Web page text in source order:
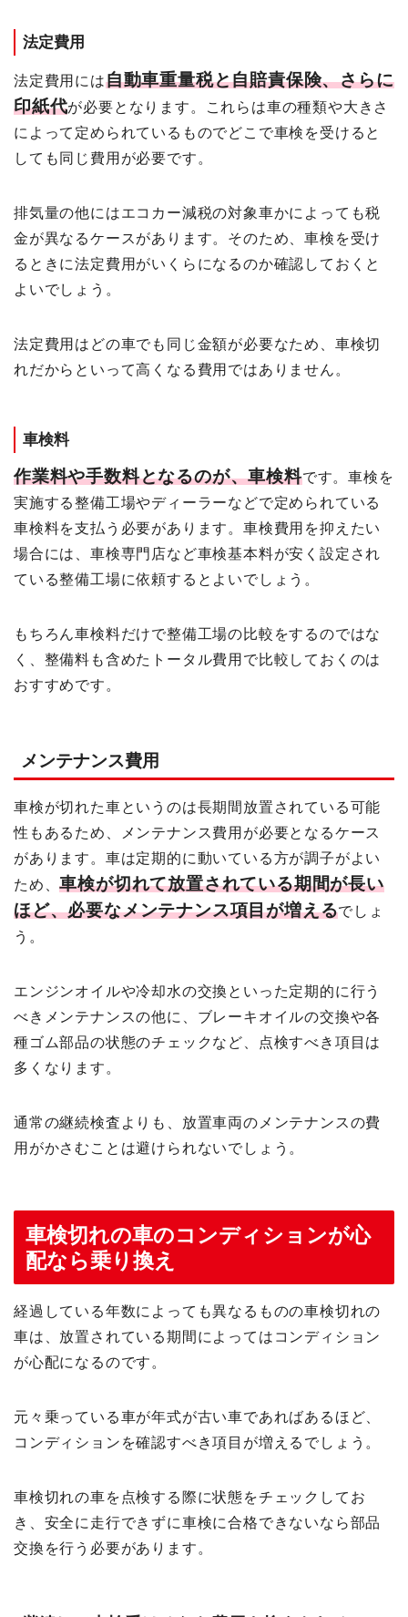
法定費用
法定費用には自動車重量税と自賠責保険、さらに
印紙代が必要となります。これらは車の種類や大きさ
によって定められているものでどこで車検を受けると
しても同じ費用が必要です。
排気量の他にはエコカー減税の対象車かによっても税
金が異なるケースがあります。そのため、車検を受け
るときに法定費用がいくらになるのか確認しておくと
よいでしょう。
法定費用はどの車でも同じ金額が必要なため、車検切
れだからといって高くなる費用ではありません。
車検料
作業料や手数料となるのが、車検料です。車検を
実施する整備工場やディーラーなどで定められている
車検料を支払う必要があります。車検費用を抑えたい
場合には、車検専門店など車検基本料が安く設定され
ている整備工場に依頼するとよいでしょう。
もちろん車検料だけで整備工場の比較をするのではな
く、整備料も含めたトータル費用で比較しておくのは
おすすめです。
メンテナンス費用
車検が切れた車というのは長期間放置されている可能
性もあるため、メンテナンス費用が必要となるケース
があります。車は定期的に動いている方が調子がよい
ため、車検が切れて放置されている期間が長い
ほど、必要なメンテナンス項目が増えるでしょ
う。
エンジンオイルや冷却水の交換といった定期的に行う
べきメンテナンスの他に、ブレーキオイルの交換や各
種ゴム部品の状態のチェックなど、点検すべき項目は
多くなります。
通常の継続検査よりも、放置車両のメンテナンスの費
用がかさむことは避けられないでしょう。
車検切れの車のコンディションが心
配なら乗り換え
経過している年数によっても異なるものの車検切れの
車は、放置されている期間によってはコンディション
が心配になるのです。
元々乗っている車が年式が古い車であればあるほど、
コンディションを確認すべき項目が増えるでしょう。
車検切れの車を点検する際に状態をチェックしてお
き、安全に走行できずに車検に合格できないなら部品
交換を行う必要があります。